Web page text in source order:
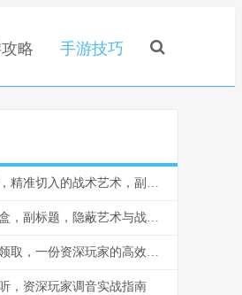
略 手游技巧
王者荣耀怎么锁定后排，精准切入的战术艺术，副标题，脆皮噩梦与团战胜负手
和平精英怎么藏人物礼盒，副标题，隐蔽艺术与战术博弈
王者荣耀首胜奖励怎么领取，一份资深玩家的高效指南，副标题，揭秘每日第一胜的隐藏技巧与深远意义
，资深玩家调音实战指南